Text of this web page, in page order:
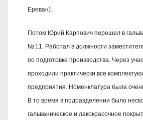
Ереван).
Потом Юрий Карпович перешел в
№ 11. Работал в должности
по подготовке производства. Через
проходили практически все
предприятия. Номенклатура была
В то время в подразделении было
гальваническое и лакокрасочное